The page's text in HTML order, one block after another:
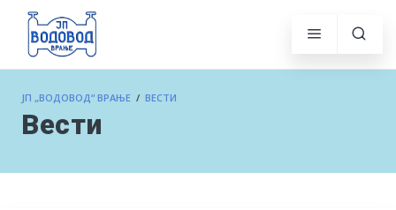
ЈП „ВОДОВОД“ ВРАЊЕ / ВЕСТИ
Вести